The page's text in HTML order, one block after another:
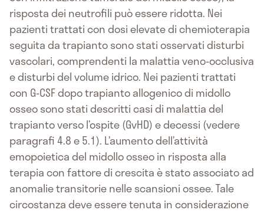
risposta dei neutrofili può essere ridotta. Nei
pazienti trattati con dosi elevate di chemioterapia
seguita da trapianto sono stati osservati disturbi
vascolari, comprendenti la malattia veno-occlusiva
e disturbi del volume idrico. Nei pazienti trattati
con G-CSF dopo trapianto allogenico di midollo
osseo sono stati descritti casi di malattia del
trapianto verso l’ospite (GvHD) e decessi (vedere
paragrafi 4.8 e 5.1). L’aumento dell’attività
emopoietica del midollo osseo in risposta alla
terapia con fattore di crescita è stato associato ad
anomalie transitorie nelle scansioni ossee. Tale
circostanza deve essere tenuta in considerazione